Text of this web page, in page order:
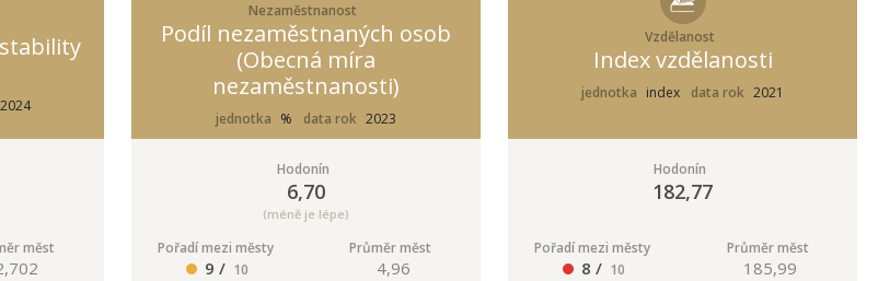
2024
měst
Nezaměstnanost
Podíl nezaměstnaných osob
(Obecná míra
nezaměstnanosti)
jednotka % data rok 2023
Hodonín
6,70
(méně je lépe)
Pořadí mezi městy
9 / 10
Průměr měst
4,96
Vzdělanost
Index vzdělanosti
jednotka index data rok 2021
Hodonín
182,77
Pořadí mezi městy
8 / 10
Průměr měst
185,99